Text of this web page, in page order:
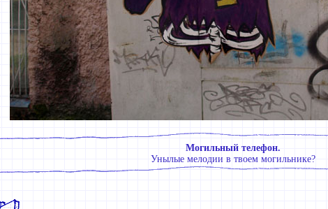
Могильный телефон.
Унылые мелодии в твоем могильнике?